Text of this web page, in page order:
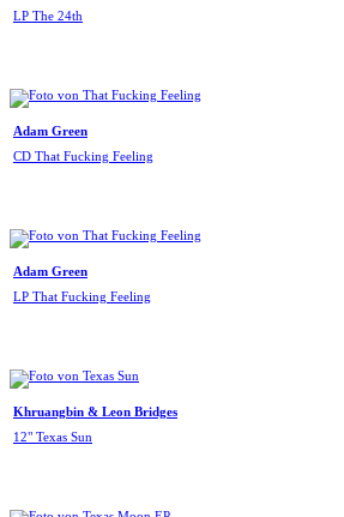
LP The 24th
Adam Green
CD That Fucking Feeling
Adam Green
LP That Fucking Feeling
Khruangbin & Leon Bridges
12" Texas Sun